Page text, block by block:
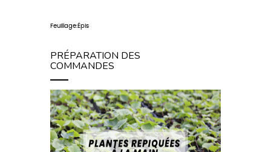
Feuillage:Épis
PRÉPARATION DES
COMMANDES